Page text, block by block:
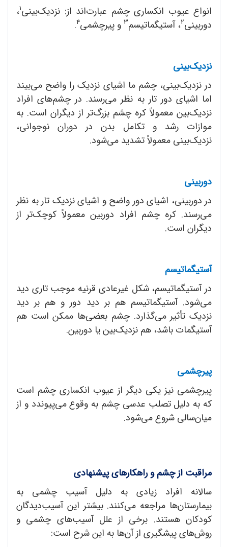
انواع عیوب انکساری چشم عبارت‌اند از: نزدیک‌بینی1،
دوربینی2، آستیگماتیسم3 و پیرچشمی4
.
نزدیک‌بینی
در نزدیک‌بینی، چشم ما اشیای نزدیک را واضح می‌بیند
اما اشیای دور تار به نظر می‌رسند. در چشم‌های افراد
نزدیک‌بین معمولاً کره چشم بزرگ‌تر از دیگران است. به
موازات رشد و تکامل بدن در دوران نوجوانی،
نزدیک‌بینی معمولاً تشدید می‌شود.
دوربینی
در دوربینی، اشیای دور واضح و اشیای نزدیک تار به نظر
می‌رسند. کره چشم افراد دوربین معمولاً کوچک‌تر از
دیگران است.
آستیگماتیسم
در آستیگماتیسم، شکل غیرعادی قرنیه موجب تاری دید
می‌شود. آستیگماتیسم هم بر دید دور و هم بر دید
نزدیک تأثیر می‌گذارد. چشم بعضی‌ها ممکن است هم
آستیگمات باشد، هم نزدیک‌بین یا دوربین.
پیرچشمی
پیرچشمی نیز یکی دیگر از عیوب انکساری چشم است
که به دلیل تصلب عدسی چشم به وقوع می‌پیوندد و از
میان‌سالی شروع می‌شود.
مراقبت از چشم و راهکارهای پیشنهادی
سالانه افراد زیادی به دلیل آسیب چشمی به
بیمارستان‌ها مراجعه می‌کنند. بیشتر این آسیب‌دیدگان
کودکان هستند. برخی از علل آسیب‌های چشمی و
روش‌های پیشگیری از آن‌ها به این شرح است: